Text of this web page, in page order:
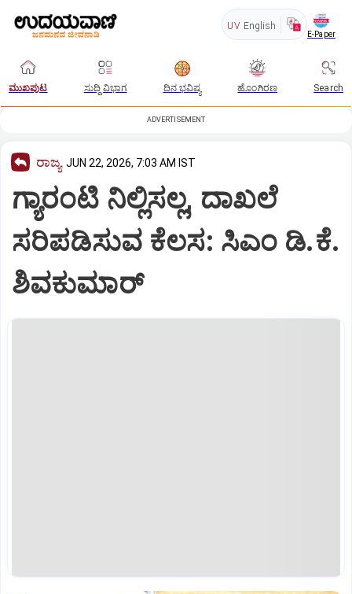
UV English
E-Paper
ಮುಖಪುಟ ಸುದ್ದಿ ವಿಭಾಗ ದಿನ ಭವಿಷ್ಯ ಹೊಂಗಿರಣ Search
ADVERTISEMENT
ರಾಜ್ಯ JUN 22, 2026, 7:03 AM IST
ಗ್ಯಾರಂಟಿ ನಿಲ್ಲಿಸಲ್ಲ, ದಾಖಲೆ
ಸರಿಪಡಿಸುವ ಕೆಲಸ: ಸಿಎಂ ಡಿ.ಕೆ.
ಶಿವಕುಮಾರ್‌